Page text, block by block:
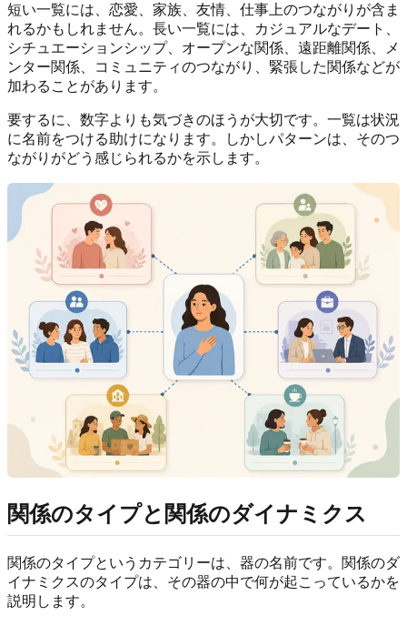
短い一覧には、恋愛、家族、友情、仕事上のつながりが含ま
れるかもしれません。長い一覧には、カジュアルなデート、
シチュエーションシップ、オープンな関係、遠距離関係、メ
ンター関係、コミュニティのつながり、緊張した関係などが
加わることがあります。
要するに、数字よりも気づきのほうが大切です。一覧は状況
に名前をつける助けになります。しかしパターンは、そのつ
ながりがどう感じられるかを示します。
関係のタイプと関係のダイナミクス
関係のタイプというカテゴリーは、器の名前です。関係のダ
イナミクスのタイプは、その器の中で何が起こっているかを
説明します。